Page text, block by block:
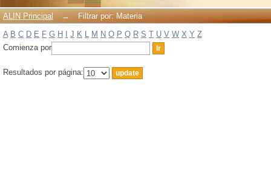
ALIN Principal →
Filtrar por: Materia
A B C D E F G H J K L M N O P Q R S T U V W X Y Z
Comienza por
Resultados por página: